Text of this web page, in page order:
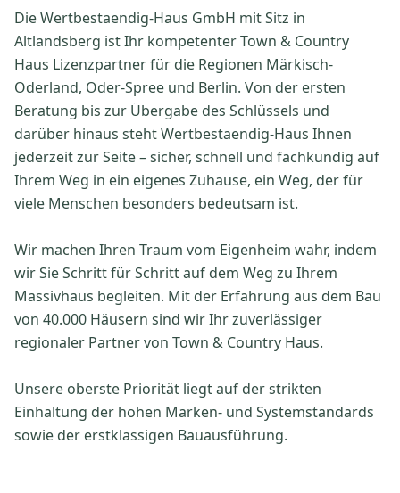
Die Wertbestaendig-Haus GmbH mit Sitz in
Altlandsberg ist Ihr kompetenter Town & Country
Haus Lizenzpartner für die Regionen Märkisch-
Oderland, Oder-Spree und Berlin. Von der ersten
Beratung bis zur Übergabe des Schlüssels und
darüber hinaus steht Wertbestaendig-Haus Ihnen
jederzeit zur Seite – sicher, schnell und fachkundig auf
Ihrem Weg in ein eigenes Zuhause, ein Weg, der für
viele Menschen besonders bedeutsam ist.
Wir machen Ihren Traum vom Eigenheim wahr, indem
wir Sie Schritt für Schritt auf dem Weg zu Ihrem
Massivhaus begleiten. Mit der Erfahrung aus dem Bau
von 40.000 Häusern sind wir Ihr zuverlässiger
regionaler Partner von Town & Country Haus.
Unsere oberste Priorität liegt auf der strikten
Einhaltung der hohen Marken- und Systemstandards
sowie der erstklassigen Bauausführung.